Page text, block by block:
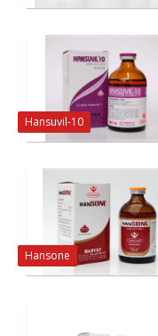
Hansuvil-10
Hansone